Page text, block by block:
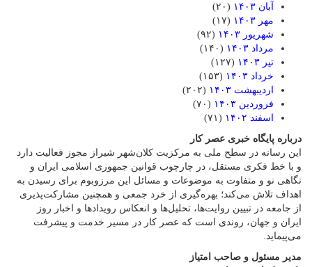
آبان ۱۴۰۳
(۲۰)
مهر ۱۴۰۳
(۱۷)
شهریور ۱۴۰۳
(۹۲)
مرداد ۱۴۰۳
(۱۴۰)
تیر ۱۴۰۳
(۱۲۷)
خرداد ۱۴۰۳
(۱۵۳)
اردیبهشت ۱۴۰۳
(۲۰۲)
فروردین ۱۴۰۳
(۷۰)
اسفند ۱۴۰۲
(۷۱)
درباره پایگاه خبری عصر کار
این رسانه در سطح ملی به مرکزیت کلان‌شهر شیراز مجوز فعالیت دارد
و با خط فکری مستقل، در چارچوب قوانین جمهوری اسلامی ایران و
نگاهی نو و متفاوت به موضوعات ‌و مسائل این مرزوبوم برای رسیدن به
اهداف تلاش می‌کند؛ بهره‌گیری از خرد جمعی و همچنین مشارکت‌پذیری
از جامعه در تبیین روایت‌ها، تحلیل‌ها و انعکاس رویدادها و اخبار روز
ایران و جهان، روندی است که عصر کار در مسیر خدمت و پیشرفت
می‌پیماید.
مدیر مسئول و صاحب امتیاز